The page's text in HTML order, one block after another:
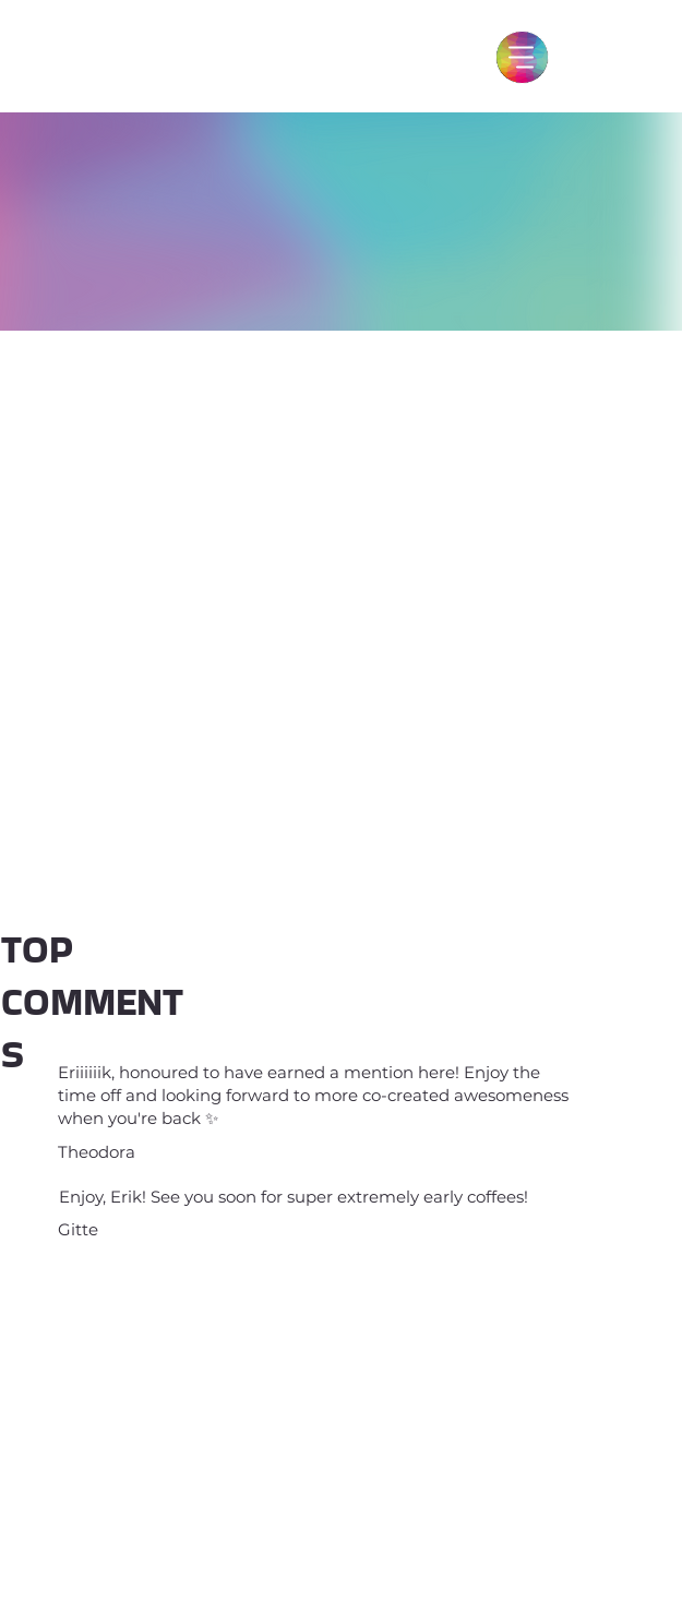
TOP
COMMENT
S
Eriiiiiik, honoured to have earned a mention here! Enjoy the
time off and looking forward to more co-created awesomeness
when you're back ✨
Theodora
Enjoy, Erik! See you soon for super extremely early coffees!
Gitte